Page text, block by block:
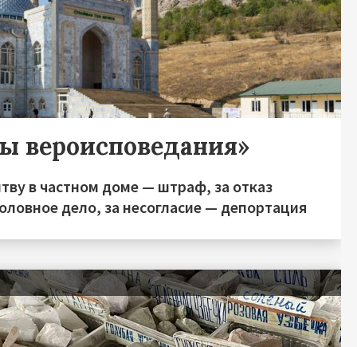
вероисповедания»
в частном доме — штраф, за отказ
дело, за несогласие — депортация